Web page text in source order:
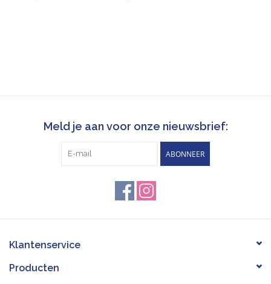
Meld je aan voor onze nieuwsbrief:
ABONNEER
Klantenservice
Producten